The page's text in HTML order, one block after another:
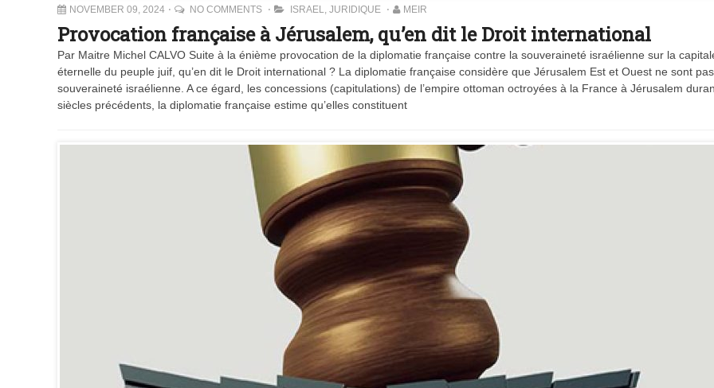
NOVEMBER 09, 2024 NO COMMENTS ISRAEL, JURIDIQUE MEIR
Provocation française à Jérusalem, qu’en dit le Droit international
Par Maitre Michel CALVO Suite à la énième provocation de la diplomatie française contre la souveraineté israélienne sur la
éternelle du peuple juif, qu’en dit le Droit international ? La diplomatie française considère que Jérusalem Est et Ouest ne sont
souveraineté israélienne. A ce égard, les concessions (capitulations) de l’empire ottoman octroyées à la France à Jérusalem
siècles précédents, la diplomatie française estime qu’elles constituent